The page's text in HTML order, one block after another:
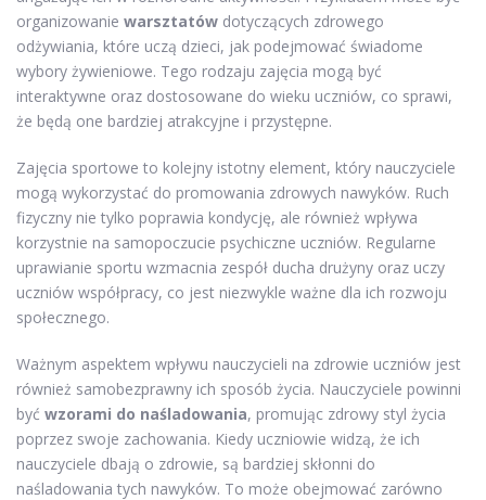
organizowanie warsztatów dotyczących zdrowego
odżywiania, które uczą dzieci, jak podejmować świadome
wybory żywieniowe. Tego rodzaju zajęcia mogą być
interaktywne oraz dostosowane do wieku uczniów, co sprawi,
że będą one bardziej atrakcyjne i przystępne.
Zajęcia sportowe to kolejny istotny element, który nauczyciele
mogą wykorzystać do promowania zdrowych nawyków. Ruch
fizyczny nie tylko poprawia kondycję, ale również wpływa
korzystnie na samopoczucie psychiczne uczniów. Regularne
uprawianie sportu wzmacnia zespół ducha drużyny oraz uczy
uczniów współpracy, co jest niezwykle ważne dla ich rozwoju
społecznego.
Ważnym aspektem wpływu nauczycieli na zdrowie uczniów jest
również samobezprawny ich sposób życia. Nauczyciele powinni
być wzorami do naśladowania, promując zdrowy styl życia
poprzez swoje zachowania. Kiedy uczniowie widzą, że ich
nauczyciele dbają o zdrowie, są bardziej skłonni do
naśladowania tych nawyków. To może obejmować zarówno